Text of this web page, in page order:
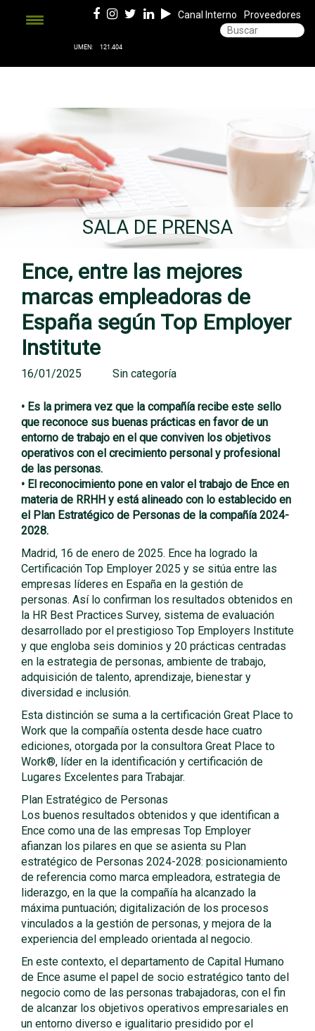
Canal Interno Proveedores
SALA DE PRENSA
Ence, entre las mejores
marcas empleadoras de
España según Top Employer
Institute
16/01/2025 Sin categoría
• Es la primera vez que la compañía recibe este sello
que reconoce sus buenas prácticas en favor de un
entorno de trabajo en el que conviven los objetivos
operativos con el crecimiento personal y profesional
de las personas.
• El reconocimiento pone en valor el trabajo de Ence en
materia de RRHH y está alineado con lo establecido en
el Plan Estratégico de Personas de la compañía 2024-
2028.
Madrid, 16 de enero de 2025. Ence ha logrado la
Certificación Top Employer 2025 y se sitúa entre las
empresas líderes en España en la gestión de
personas. Así lo confirman los resultados obtenidos en
la HR Best Practices Survey, sistema de evaluación
desarrollado por el prestigioso Top Employers Institute
y que engloba seis dominios y 20 prácticas centradas
en la estrategia de personas, ambiente de trabajo,
adquisición de talento, aprendizaje, bienestar y
diversidad e inclusión.
Esta distinción se suma a la certificación Great Place to
Work que la compañía ostenta desde hace cuatro
ediciones, otorgada por la consultora Great Place to
Work®, líder en la identificación y certificación de
Lugares Excelentes para Trabajar.
Plan Estratégico de Personas
Los buenos resultados obtenidos y que identifican a
Ence como una de las empresas Top Employer
afianzan los pilares en que se asienta su Plan
estratégico de Personas 2024-2028: posicionamiento
de referencia como marca empleadora, estrategia de
liderazgo, en la que la compañía ha alcanzado la
máxima puntuación; digitalización de los procesos
vinculados a la gestión de personas, y mejora de la
experiencia del empleado orientada al negocio.
En este contexto, el departamento de Capital Humano
de Ence asume el papel de socio estratégico tanto del
negocio como de las personas trabajadoras, con el fin
de alcanzar los objetivos operativos empresariales en
un entorno diverso e igualitario presidido por el